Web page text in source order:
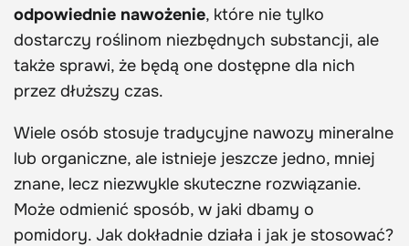
odpowiednie nawożenie, które nie tylko
dostarczy roślinom niezbędnych substancji, ale
także sprawi, że będą one dostępne dla nich
przez dłuższy czas.
Wiele osób stosuje tradycyjne nawozy mineralne
lub organiczne, ale istnieje jeszcze jedno, mniej
znane, lecz niezwykle skuteczne rozwiązanie.
Może odmienić sposób, w jaki dbamy o
pomidory. Jak dokładnie działa i jak je stosować?